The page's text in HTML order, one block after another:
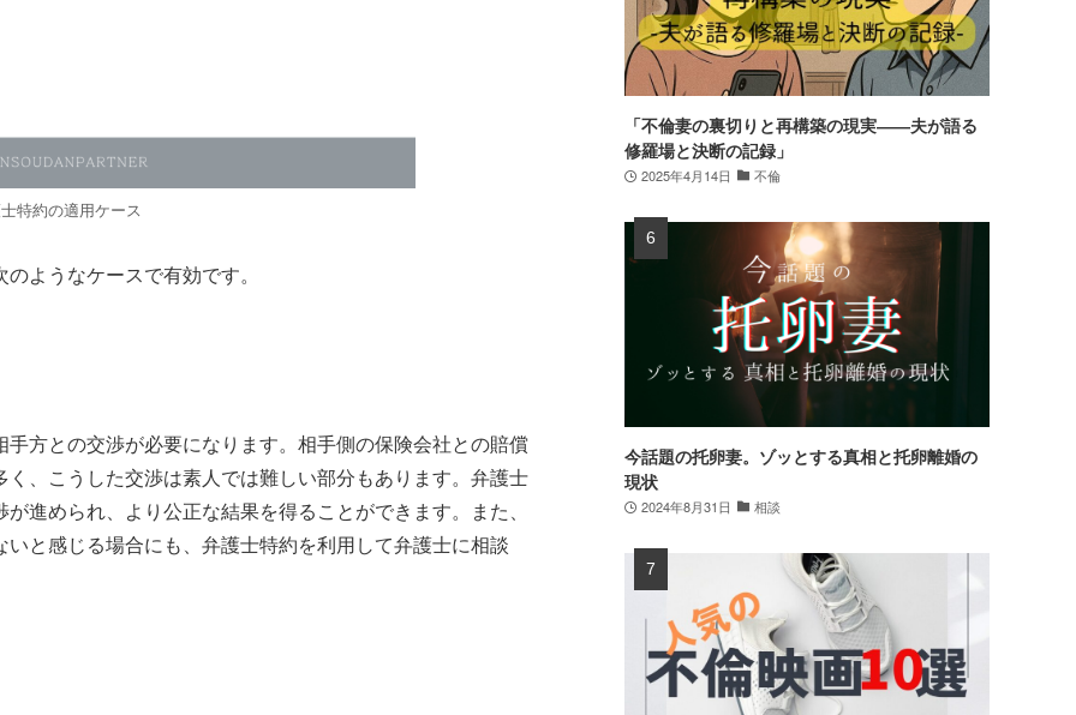
特約の適用ケース
ようなケースで有効です。
方との交渉が必要になります。相手側の保険会社との賠償
、こうした交渉は素人では難しい部分もあります。弁護士
進められ、より公正な結果を得ることができます。また、
と感じる場合にも、弁護士特約を利用して弁護士に相談
「不倫妻の裏切りと再構築の現実――夫が語る
修羅場と決断の記録」
2025年4月14日 不倫
今話題の托卵妻。ゾッとする真相と托卵離婚の
現状
2024年8月31日 相談